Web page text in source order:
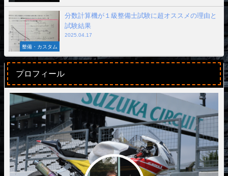
整備・カスタム
分数計算機が１級整備士試験に超オススメの理由と
試験結果
2025.04.17
プロフィール